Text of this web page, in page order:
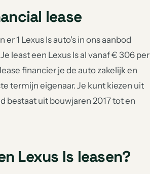
lease
1 Lexus Is auto's in ons aanbod
least een Lexus Is al vanaf € 306 per
financier je de auto zakelijk en
termijn eigenaar. Je kunt kiezen uit
bestaat uit bouwjaren 2017 tot en
Lexus Is leasen?